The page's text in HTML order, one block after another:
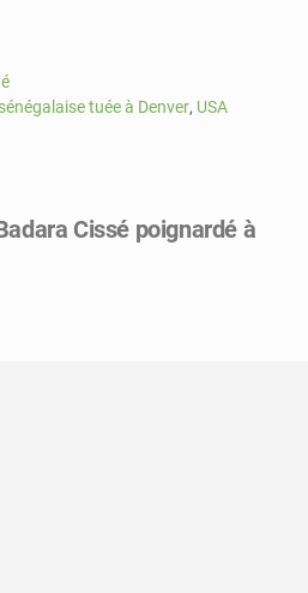
tuée à Denver, USA
Cissé poignardé à